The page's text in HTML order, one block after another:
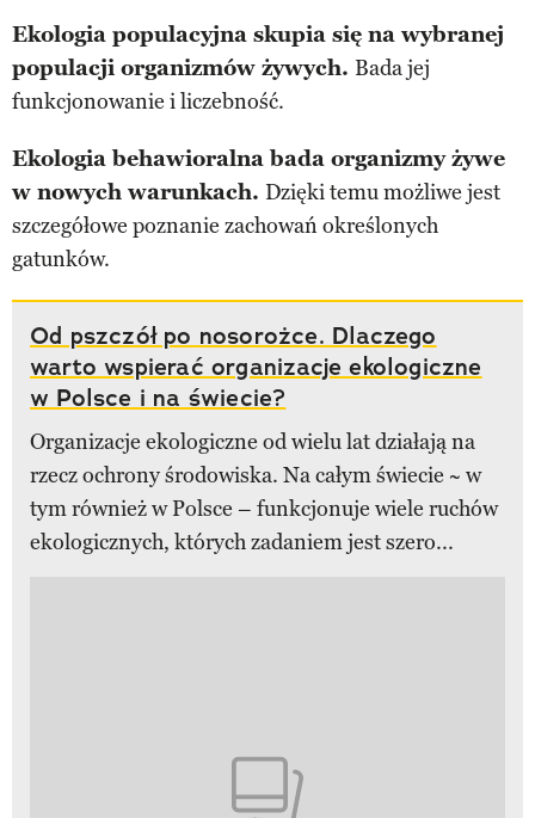
Ekologia populacyjna skupia się na wybranej
populacji organizmów żywych. Bada jej
funkcjonowanie i liczebność.
Ekologia behawioralna bada organizmy żywe
w nowych warunkach. Dzięki temu możliwe jest
szczegółowe poznanie zachowań określonych
gatunków.
Od pszczół po nosorożce. Dlaczego
warto wspierać organizacje ekologiczne
w Polsce i na świecie?
Organizacje ekologiczne od wielu lat działają na
rzecz ochrony środowiska. Na całym świecie ~ w
tym również w Polsce – funkcjonuje wiele ruchów
ekologicznych, których zadaniem jest szero...